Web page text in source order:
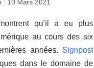
: 10 Mars 2021
qu’il a eu plus
au cours des six
années. Signpost
dans le domaine de